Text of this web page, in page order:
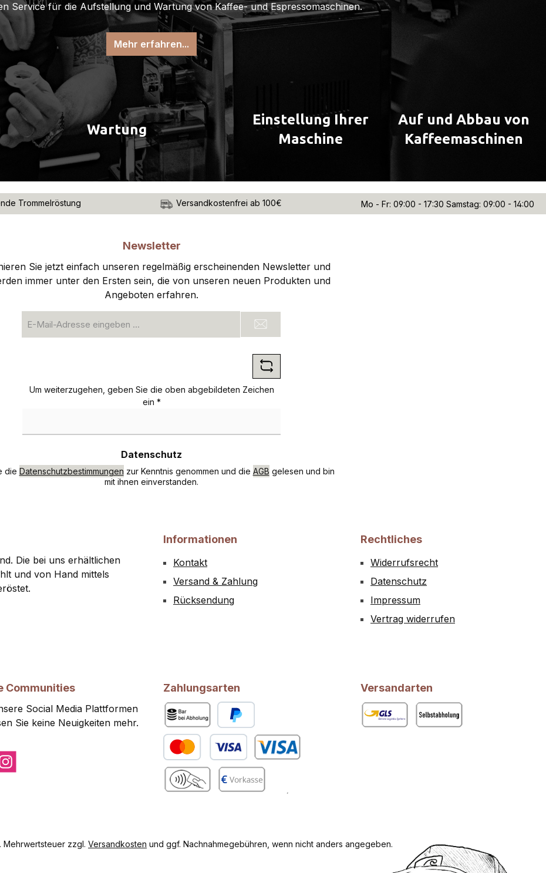
Service für die Aufstellung und Wartung von Kaffee- und Espressomaschinen.
Mehr erfahren...
Wartung
Einstellung Ihrer
Maschine
Auf und Abbau von
Kaffeemaschinen
Trommelröstung Versandkostenfrei ab 100€ Mo - Fr: 09:00 - 17:30 Samstag: 09:00 - 14:00
Newsletter
Sie jetzt einfach unseren regelmäßig erscheinenden Newsletter und
immer unter den Ersten sein, die von unseren neuen Produkten und
Angeboten erfahren.
Mail-
Um weiterzugehen, geben Sie die oben abgebildeten Zeichen
ein *
Datenschutz
die Datenschutzbestimmungen zur Kenntnis genommen und die AGB gelesen und bin
mit ihnen einverstanden.
Die bei uns erhältlichen
und von Hand mittels
Informationen
Kontakt
Versand & Zahlung
Rücksendung
Rechtliches
Widerrufsrecht
Datenschutz
Impressum
Vertrag widerrufen
Communities
Social Media Plattformen
Sie keine Neuigkeiten mehr.
Zahlungsarten
Bar bei Abholung
PayPal
Kredit- oder DebitkarteBenutzerdefiniertes Bild 1
Versandarten
Mehrwertsteuer zzgl. Versandkosten und ggf. Nachnahmegebühren, wenn nicht anders angegeben.